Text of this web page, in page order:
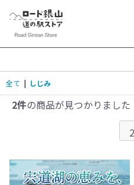
全て | しじみ
2件の商品が見つかりました